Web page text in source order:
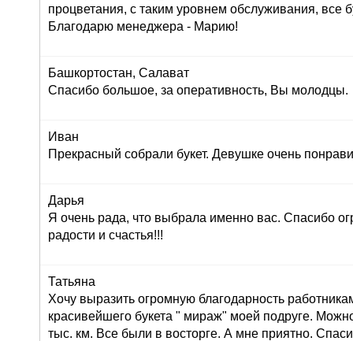
процветания, с таким уровнем обслуживания, все
Благодарю менеджера - Марию!
Башкортостан, Салават
Спасибо большое, за оперативность, Вы молодцы.
Иван
Прекрасный собрали букет. Девушке очень
Дарья
Я очень рада, что выбрала именно вас. Спасибо
радости и счастья!!!
Татьяна
Хочу выразить огромную благодарность
красивейшего букета " мираж" моей подруге.
тыс. км. Все были в восторге. А мне приятно.